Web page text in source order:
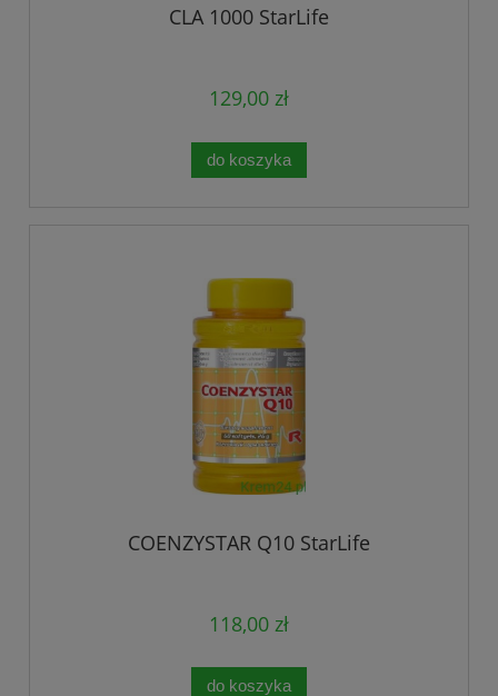
CLA 1000 StarLife
129,00 zł
do koszyka
COENZYSTAR Q10 StarLife
118,00 zł
do koszyka